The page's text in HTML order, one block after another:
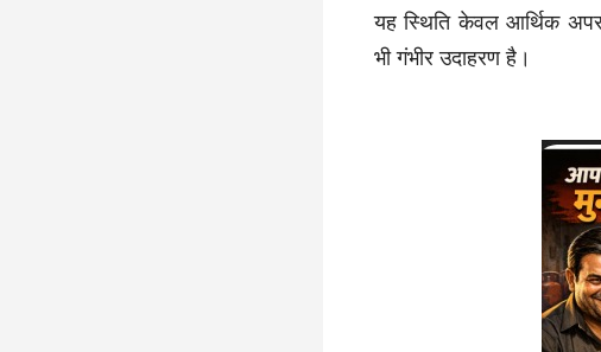
यह स्थिति केवल आर्थिक
भी गंभीर उदाहरण है।